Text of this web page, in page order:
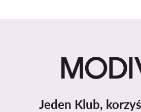
Jeden Klub,